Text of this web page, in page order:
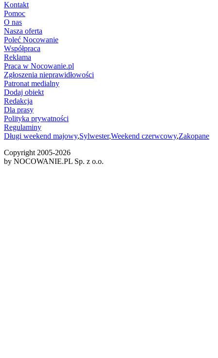
Kontakt
Pomoc
O nas
Nasza oferta
Poleć Nocowanie
Współpraca
Reklama
Praca w Nocowanie.pl
Zgłoszenia nieprawidłowości
Patronat medialny
Dodaj obiekt
Redakcja
Dla prasy
Polityka prywatności
Regulaminy
Długi weekend majowy,Sylwester,Weekend czerwcowy,Zakopane
Copyright 2005-2026
by NOCOWANIE.PL Sp. z o.o.